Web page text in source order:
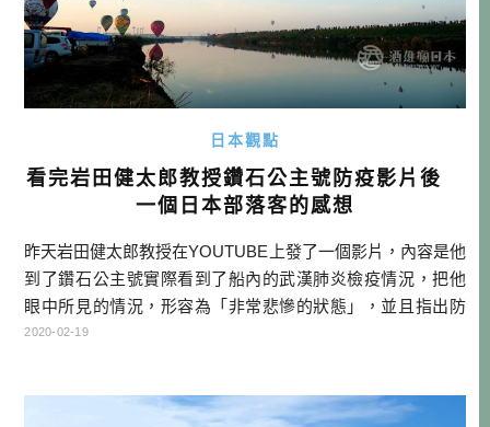
日本觀點
看完岩田健太郎教授鑽石公主號防疫影片後
一個日本部落客的感想
昨天岩田健太郎教授在YOUTUBE上發了一個影片，內容是他
到了鑽石公主號實際看到了船內的武漢肺炎檢疫情況，把他
眼中所見的情況，形容為「非常悲慘的狀態」，並且指出防
疫最基本的「紅區=危險區域」「綠區=安全區域」的區分都
現場並無常駐一位對於傳染病熟悉的專家，等於是專家以外
2020-02-19